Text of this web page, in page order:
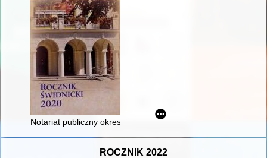
Notariat publiczny okresu średniowiecza (1352-1507) w
ROCZNIK 2022